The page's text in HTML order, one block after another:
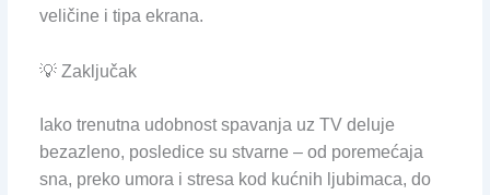
veličine i tipa ekrana.
💡 Zaključak
Iako trenutna udobnost spavanja uz TV deluje
bezazleno, posledice su stvarne – od poremećaja
sna, preko umora i stresa kod kućnih ljubimaca, do